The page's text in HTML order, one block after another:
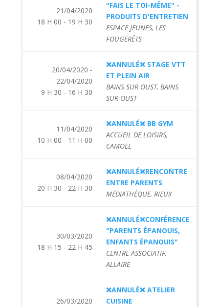
21/04/2020
18 H 00 - 19 H 30
"FAIS LE TOI-MÊME" -
PRODUITS D'ENTRETIEN
ESPACE JEUNES, LES
FOUGERÊTS
20/04/2020 -
22/04/2020
9 H 30 - 16 H 30
❌ANNULÉ❌ STAGE VTT
ET PLEIN AIR
BAINS SUR OUST, BAINS
SUR OUST
11/04/2020
10 H 00 - 11 H 00
❌ANNULÉ❌ BB GYM
ACCUEIL DE LOISIRS,
CAMOEL
08/04/2020
20 H 30 - 22 H 30
❌ANNULÉ❌RENCONTRE
ENTRE PARENTS
MÉDIATHÈQUE, RIEUX
30/03/2020
18 H 15 - 22 H 45
❌ANNULÉ❌CONFÉRENCE
"PARENTS ÉPANOUIS,
ENFANTS ÉPANOUIS"
CENTRE ASSOCIATIF,
ALLAIRE
26/03/2020
❌ANNULÉ❌ ATELIER
CUISINE